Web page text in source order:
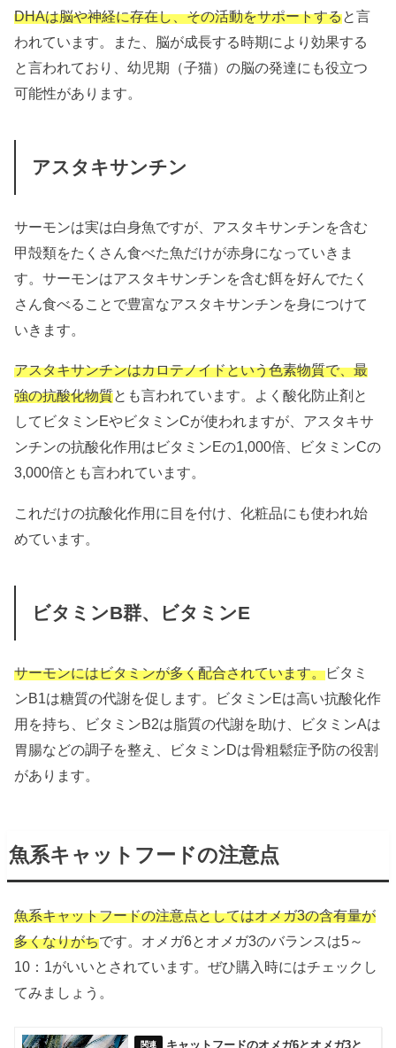
DHAは脳や神経に存在し、その活動をサポートすると言
われています。また、脳が成長する時期により効果する
と言われており、幼児期（子猫）の脳の発達にも役立つ
可能性があります。
アスタキサンチン
サーモンは実は白身魚ですが、アスタキサンチンを含む
甲殻類をたくさん食べた魚だけが赤身になっていきま
す。サーモンはアスタキサンチンを含む餌を好んでたく
さん食べることで豊富なアスタキサンチンを身につけて
いきます。
アスタキサンチンはカロテノイドという色素物質で、最
強の抗酸化物質とも言われています。よく酸化防止剤と
してビタミンEやビタミンCが使われますが、アスタキサ
ンチンの抗酸化作用はビタミンEの1,000倍、ビタミンCの
3,000倍とも言われています。
これだけの抗酸化作用に目を付け、化粧品にも使われ始
めています。
ビタミンB群、ビタミンE
サーモンにはビタミンが多く配合されています。ビタミ
ンB1は糖質の代謝を促します。ビタミンEは高い抗酸化作
用を持ち、ビタミンB2は脂質の代謝を助け、ビタミンAは
胃腸などの調子を整え、ビタミンDは骨粗鬆症予防の役割
があります。
魚系キャットフードの注意点
魚系キャットフードの注意点としてはオメガ3の含有量が
多くなりがちです。オメガ6とオメガ3のバランスは5～
10：1がいいとされています。ぜひ購入時にはチェックし
てみましょう。
キャットフードのオメガ6とオメガ3と